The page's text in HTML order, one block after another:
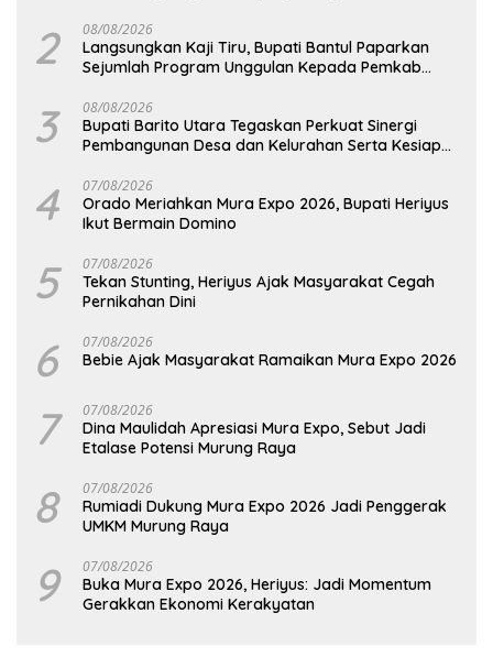
2 08/08/2026
Langsungkan Kaji Tiru, Bupati Bantul Paparkan
Sejumlah Program Unggulan Kepada Pemkab
3 08/08/2026
Bupati Barito Utara Tegaskan Perkuat Sinergi
Pembangunan Desa dan Kelurahan Serta Kesiapan
4 07/08/2026
Orado Meriahkan Mura Expo 2026, Bupati Heriyus
Ikut Bermain Domino
5 07/08/2026
Tekan Stunting, Heriyus Ajak Masyarakat Cegah
Pernikahan Dini
6 07/08/2026
Bebie Ajak Masyarakat Ramaikan Mura Expo 2026
7 07/08/2026
Dina Maulidah Apresiasi Mura Expo, Sebut Jadi
Etalase Potensi Murung Raya
8 07/08/2026
Rumiadi Dukung Mura Expo 2026 Jadi Penggerak
UMKM Murung Raya
9 07/08/2026
Buka Mura Expo 2026, Heriyus: Jadi Momentum
Gerakkan Ekonomi Kerakyatan